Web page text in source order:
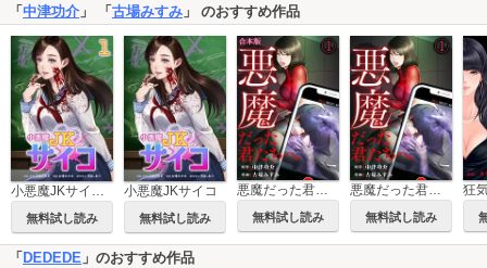
「中津功介 」 「古場みすみ 」 のおすすめ作品
小悪魔JKサイコ【単行本版】
無料試し読み
小悪魔JKサイコ
無料試し読み
悪魔だった君たちへ【合本版】
無料試し読み
悪魔だった君たちへ
無料試し読み
「 DEDEDE 」のおすすめ作品